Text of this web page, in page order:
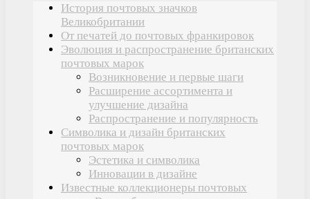
История почтовых значков
Великобритании
От печатей до почтовых франкировок
Эволюция и распространение британских
почтовых марок
Возникновение и первые шаги
Расширение ассортимента и
улучшение дизайна
Распространение и популярность
Символика и дизайн британских
почтовых марок
Эстетика и символика
Инновации в дизайне
Известные коллекционеры почтовых